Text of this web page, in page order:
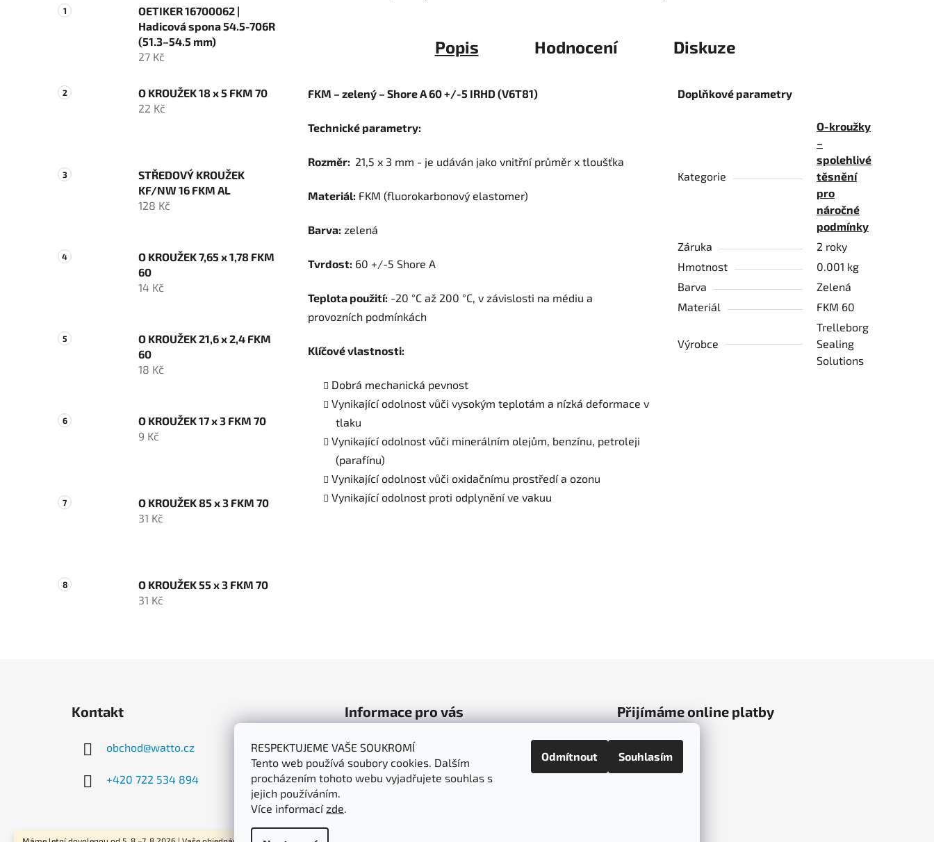
RESPEKTUJEME VAŠE SOUKROMÍ
Tento web používá soubory cookies. Dalším
procházením tohoto webu vyjadřujete souhlas s
jejich používáním.
Více informacízde.
Odmítnout Souhlasím
OETIKER 16700062 |
Hadicová spona 54.5-706R
(51.3–54.5 mm)
27 Kč
O KROUŽEK 18 x 5 FKM 70
22 Kč
STŘEDOVÝ KROUŽEK
KF/NW 16 FKM AL
128 Kč
O KROUŽEK 7,65 x 1,78 FKM
60
14 Kč
O KROUŽEK 21,6 x 2,4 FKM
60
18 Kč
O KROUŽEK 17 x 3 FKM 70
9 Kč
O KROUŽEK 85 x 3 FKM 70
31 Kč
O KROUŽEK 55 x 3 FKM 70
31 Kč
Popis Hodnocení Diskuze
FKM – zelený – Shore A 60 +/-5 IRHD (V6T81)
Technické parametry:
Rozměr: 21,5 x 3 mm - je udáván jako vnitřní průměr x tloušťka
Materiál: FKM (fluorokarbonový elastomer)
Barva: zelená
Tvrdost: 60 +/-5 Shore A
Teplota použití: -20 °C až 200 °C, v závislosti na médiu a
provozních podmínkách
Klíčové vlastnosti:
Dobrá mechanická pevnost
Vynikající odolnost vůči vysokým teplotám a nízká deformace v
tlaku
Vynikající odolnost vůči minerálním olejům, benzínu, petroleji
(parafínu)
Vynikající odolnost vůči oxidačnímu prostředí a ozonu
Vynikající odolnost proti odplynění ve vakuu
Doplňkové parametry
Kategorie
O-kroužky
–
spolehlivé
těsnění
pro
náročné
podmínky
Záruka
2 roky
Hmotnost
0.001 kg
Barva
Zelená
Materiál
FKM 60
Výrobce
Trelleborg
Sealing
Solutions
Kontakt
obchod@watto.cz
+420 722 534 894
Informace pro vás
Obchodní podmínky
Podmínky ochrany osobních údajů
Doprava a platba
Přijímáme online platby